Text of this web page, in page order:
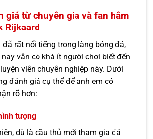
giá từ chuyên gia và fan hâm
Rijkaard
đã rất nổi tiếng trong làng bóng đá,
vẫn có khá ít người chơi biết đến
viên chuyên nghiệp này. Dưới
đánh giá cụ thể để anh em có
rõ hơn:
tượng
dù là cầu thủ mới tham gia đá